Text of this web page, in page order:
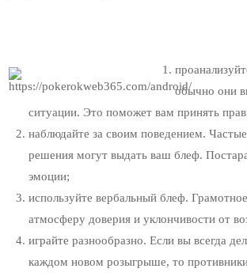
обычно они
ситуации. Это поможет вам принять
наблюдайте за своим поведением.
решения могут выдать ваш блеф.
эмоции;
используйте вербальный блеф.
атмосферу доверия и уклончивости от
играйте разнообразно. Если вы всегда
каждом новом розыгрыше, то